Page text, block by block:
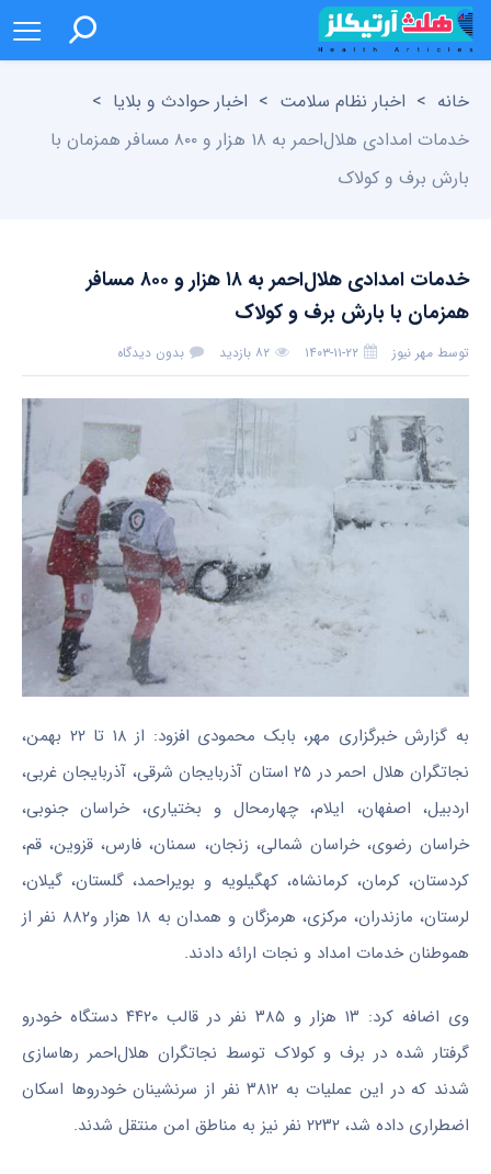
خانه > اخبار نظام سلامت > اخبار حوادث و بلایا >
خدمات امدادی هلال‌احمر به ۱۸ هزار و ۸۰۰ مسافر همزمان با
بارش برف و کولاک
خدمات امدادی هلال‌احمر به ۱۸ هزار و ۸۰۰ مسافر
همزمان با بارش برف و کولاک
توسط مهر نیوز ۱۴۰۳-۱۱-۲۲ ۸۲ بازدید بدون دیدگاه
به گزارش خبرگزاری مهر، بابک محمودی افزود: از ۱۸ تا ۲۲ بهمن،
نجاتگران
هلال احمر در ۲۵ استان آذربایجان شرقی، آذربایجان غربی،
اردبیل، اصفهان، ایلام، چهارمحال و بختیاری، خراسان جنوبی،
خراسان رضوی، خراسان شمالی، زنجان، سمنان، فارس، قزوین، قم،
کردستان، کرمان، کرمانشاه، کهگیلویه و بویراحمد، گلستان، گیلان،
لرستان، مازندران، مرکزی، هرمزگان و همدان به ۱۸ هزار و۸۸۲ نفر از
هموطنان خدمات امداد و نجات ارائه دادند.
وی اضافه کرد: ۱۳ هزار و ۳۸۵ نفر در قالب ۴۴۲۰ دستگاه خودرو
گرفتار شده در برف و کولاک توسط نجاتگران هلال‌احمر رهاسازی
شدند که در این عملیات به ۳۸۱۲ نفر از سرنشینان خودروها اسکان
اضطراری داده شد، ۲۲۳۲ نفر نیز به مناطق امن منتقل شدند.